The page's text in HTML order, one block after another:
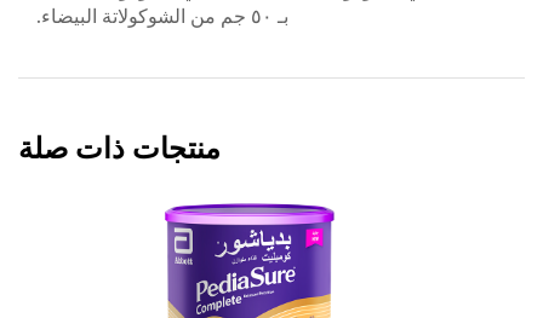
بـ ٥٠ جم من الشوكولاتة البيضاء.
منتجات ذات صلة